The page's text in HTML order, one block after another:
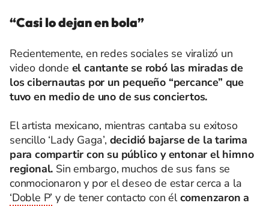
“Casi lo dejan en bola”
Recientemente, en redes sociales se viralizó un
video donde el cantante se robó las miradas de
los cibernautas por un pequeño “percance” que
tuvo en medio de uno de sus conciertos.
El artista mexicano, mientras cantaba su exitoso
sencillo ‘Lady Gaga’, decidió bajarse de la tarima
para compartir con su público y entonar el himno
regional. Sin embargo, muchos de sus fans se
conmocionaron y por el deseo de estar cerca a la
‘Doble P’ y de tener contacto con élcomenzaron a